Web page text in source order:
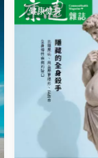
健康健身